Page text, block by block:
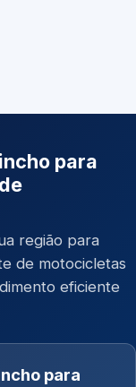
para
região para
de motocicletas
eficiente
para